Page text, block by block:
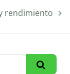
rendimiento